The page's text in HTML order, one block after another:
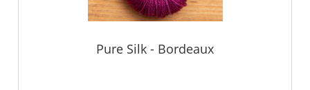
Pure Silk - Bordeaux